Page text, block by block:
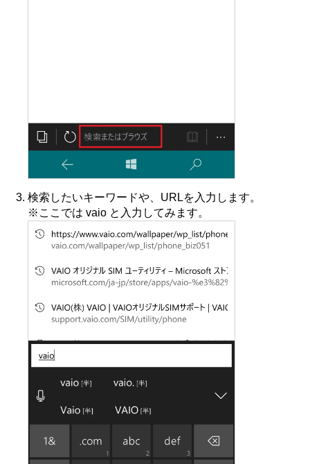
検索したいキーワードや、URLを入力します。
※ここでは vaio と入力してみます。